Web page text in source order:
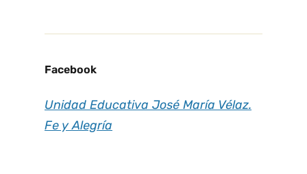
Facebook
Unidad Educativa José María Vélaz.
Fe y Alegría